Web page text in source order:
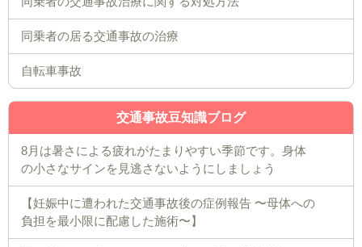
同乗者の居る交通事故の治療
自転車事故
交通事故豆知識ブログ
8月は暑さによる疲れがたまりやすい季節です。身体
の小さなサインを見逃さないようにしましょう
【妊娠中に遭われた交通事故後の症例報告 〜母体への
負担を最小限に配慮した施術〜】